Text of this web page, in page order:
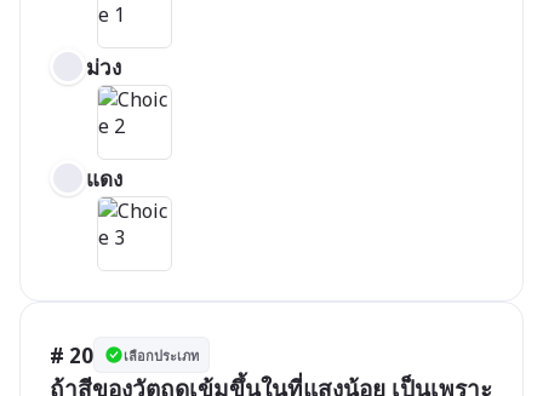
ม่วง
แดง
# 20 เลือกประเภท
ถ้าสีของวัตถุดูเข้มขึ้นในที่แสงน้อย เป็นเพราะ